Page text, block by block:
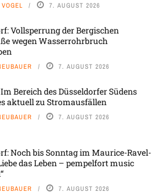
7. AUGUST 2026
Vollsperrung der Bergischen
wegen Wasserrohrbruch
7. AUGUST 2026
Bereich des Düsseldorfer Südens
aktuell zu Stromausfällen
7. AUGUST 2026
Noch bis Sonntag im Maurice-Ravel-
das Leben – pempelfort music
7. AUGUST 2026